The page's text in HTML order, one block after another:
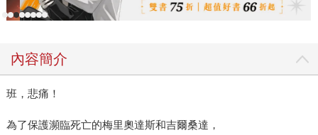
內容簡介
班，悲痛！
為了保護瀕臨死亡的梅里奧達斯和吉爾桑達，